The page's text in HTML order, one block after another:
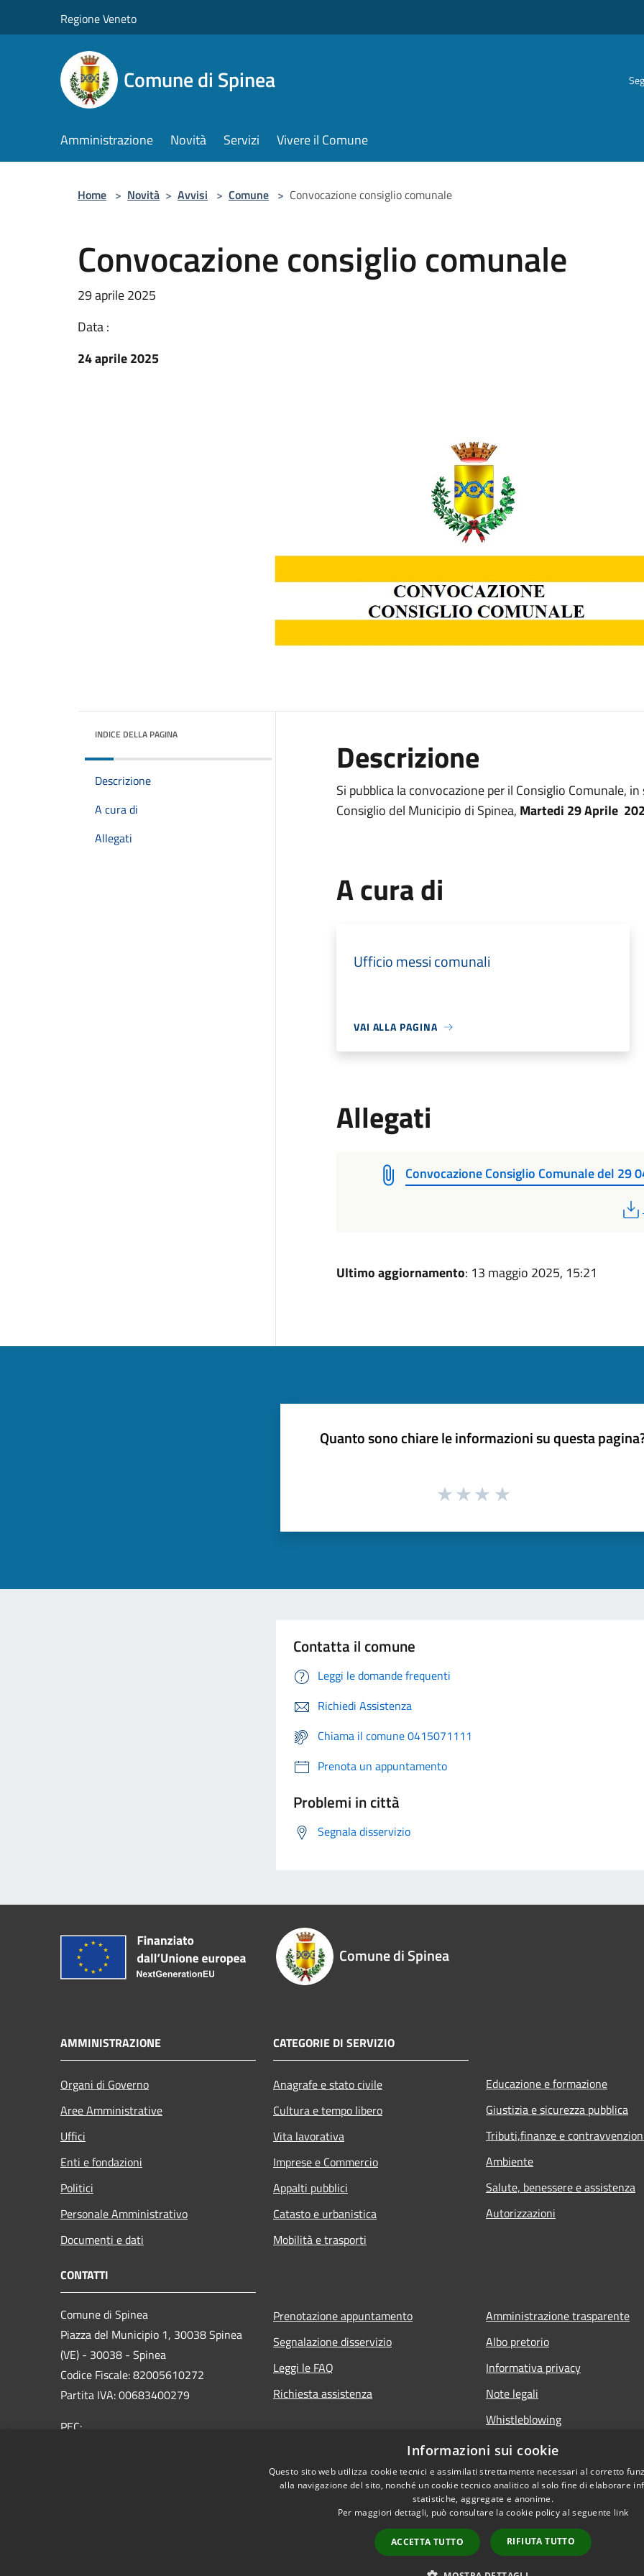
Regione Veneto
Comune di Spinea
Amministrazione Novità Servizi Vivere il Comune
Home > Novità > Avvisi > Comune > Convocazione consiglio comunale
Convocazione consiglio comunale
29 aprile 2025
Data :
24 aprile 2025
INDICE DELLA PAGINA
Descrizione
A cura di
Allegati
Descrizione
Si pubblica la convocazione per il Consiglio Comunale,
Consiglio del Municipio di Spinea, Martedi 29 Aprile
A cura di
Ufficio messi comunali
VAI ALLA PAGINA
Allegati
Convocazione Consiglio Comunale del 29
Ultimo aggiornamento: 13 maggio 2025, 15:21
Quanto sono chiare le informazioni su questa
Contatta il comune
Leggi le domande frequenti
Richiedi Assistenza
Chiama il comune 0415071111
Prenota un appuntamento
Problemi in città
Segnala disservizio
Comune di Spinea
AMMINISTRAZIONE
Organi di Governo
Aree Amministrative
Uffici
Enti e fondazioni
Politici
Personale Amministrativo
Documenti e dati
CATEGORIE DI SERVIZIO
Anagrafe e stato civile
Cultura e tempo libero
Vita lavorativa
Imprese e Commercio
Appalti pubblici
Catasto e urbanistica
Mobilità e trasporti
Educazione e formazione
Giustizia e sicurezza pubblica
Tributi,finanze e
Ambiente
Salute, benessere e assistenza
Autorizzazioni
CONTATTI
Comune di Spinea
Piazza del Municipio 1, 30038 Spinea
(VE) - 30038 - Spinea
Codice Fiscale: 82005610272
Partita IVA: 00683400279
PEC:
Prenotazione appuntamento
Segnalazione disservizio
Leggi le FAQ
Richiesta assistenza
Amministrazione trasparente
Albo pretorio
Informativa privacy
Note legali
Whistleblowing
Dichiarazione di accessibilità
Obiettivi di accessibilità
Informazioni sui cookie
Questo sito web utilizza cookie tecnici e assimilati strettamente necessari al corretto
alla navigazione del sito, nonché un cookie tecnico analitico al solo fine di elaborare
statistiche, aggregate e anonime.
Per maggiori dettagli, può consultare la cookie policy al seguente link
ACCETTA TUTTO RIFIUTA TUTTO